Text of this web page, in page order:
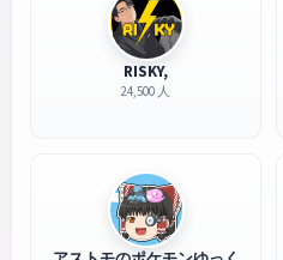
RISKY,
24,500 人